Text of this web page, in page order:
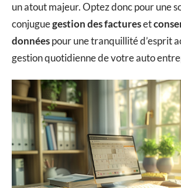
un atout majeur. Optez donc pour une
conjuguegestion des factureset
donnéespour une tranquillité d’esprit
gestion quotidienne de votre auto